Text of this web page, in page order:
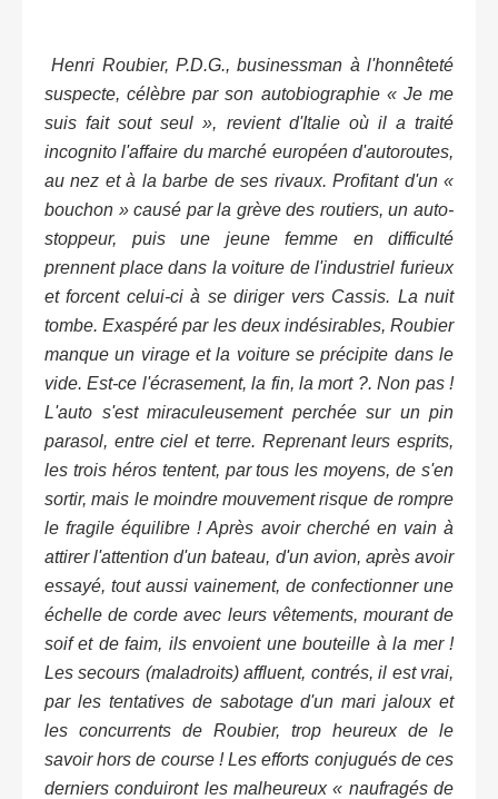
Henri Roubier, P.D.G., businessman à l'honnêteté
suspecte, célèbre par son autobiographie « Je me
suis fait sout seul », revient d'Italie où il a traité
incognito l'affaire du marché européen d'autoroutes,
au nez et à la barbe de ses rivaux. Profitant d'un «
bouchon » causé par la grève des routiers, un auto-
stoppeur, puis une jeune femme en difficulté
prennent place dans la voiture de l'industriel furieux
et forcent celui-ci à se diriger vers Cassis. La nuit
tombe. Exaspéré par les deux indésirables, Roubier
manque un virage et la voiture se précipite dans le
vide. Est-ce l'écrasement, la fin, la mort ?. Non pas !
L'auto s'est miraculeusement perchée sur un pin
parasol, entre ciel et terre. Reprenant leurs esprits,
les trois héros tentent, par tous les moyens, de s'en
sortir, mais le moindre mouvement risque de rompre
le fragile équilibre ! Après avoir cherché en vain à
attirer l'attention d'un bateau, d'un avion, après avoir
essayé, tout aussi vainement, de confectionner une
échelle de corde avec leurs vêtements, mourant de
soif et de faim, ils envoient une bouteille à la mer !
Les secours (maladroits) affluent, contrés, il est vrai,
par les tentatives de sabotage d'un mari jaloux et
les concurrents de Roubier, trop heureux de le
savoir hors de course ! Les efforts conjugués de ces
derniers conduiront les malheureux « naufragés de